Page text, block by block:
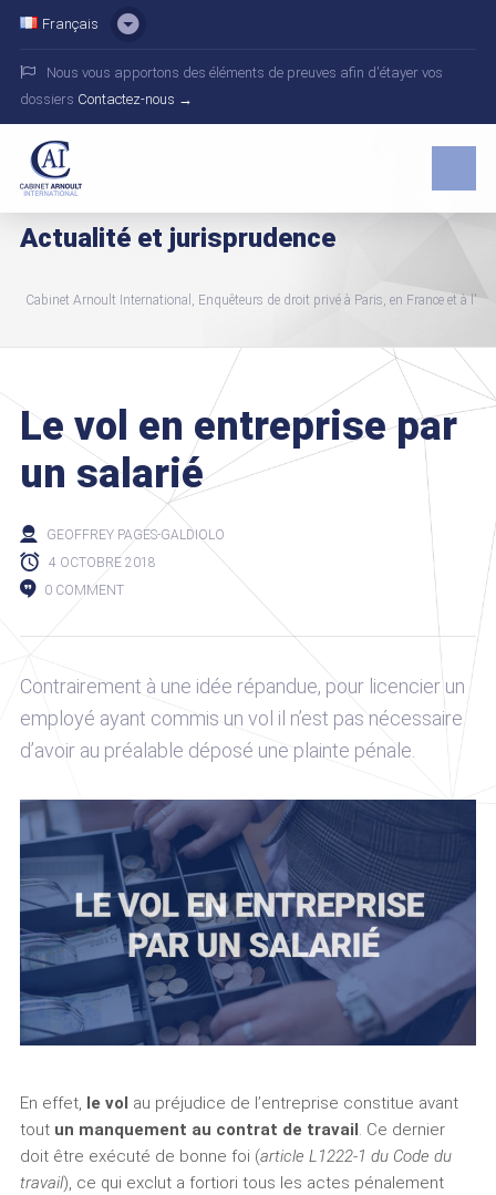
Français
Nous vous apportons des éléments de preuves afin d'étayer vos
dossiers Contactez-nous →
Actualité et jurisprudence
Cabinet Arnoult International, Enquêteurs de droit privé à Paris, en France et à
Le vol en entreprise par
un salarié
GEOFFREY PAGES-GALDIOLO
4 OCTOBRE 2018
0 COMMENT
Contrairement à une idée répandue, pour licencier un
employé ayant commis un vol il n’est pas nécessaire
d’avoir au préalable déposé une plainte pénale.
En effet, le vol au préjudice de l’entreprise constitue avant
toutun manquement au contrat de travail. Ce dernier
doit être exécuté de bonne foi (article L1222-1 du Code du
travail), ce qui exclut a fortiori tous les actes pénalement